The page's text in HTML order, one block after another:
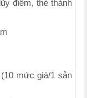
điểm, thẻ thành
mức giá/1 sản